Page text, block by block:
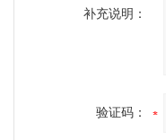
补充说明：
验证码：